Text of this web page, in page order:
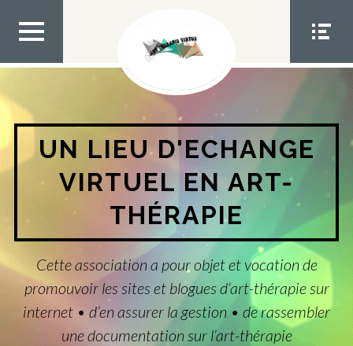
contenu
MEN
U TOP
MEN
U
UN LIEU D'ECHANGE
VIRTUEL EN ART-
THÉRAPIE
Cette association a pour objet et vocation de
promouvoir les sites et blogues d’art-thérapie sur
internet • d’en assurer la gestion • de rassembler
une documentation sur l’art-thérapie